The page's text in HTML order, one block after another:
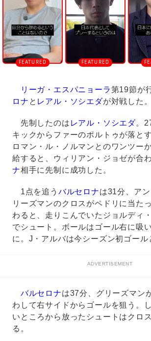
リーガ・エスパニョーラ第19節が
ロナ と レアル・ソシエダが対戦した。
先制したのは レアル・ソシエダ。
キックからファーのポルトゥが落と
ロマン・ル・ノルマンとのワンツー
給すると、ウィリアン・ジョゼが合
ナ相手に先制に成功した。
1点を追う バルセロナは31分、ア
リーズマンのクロスがペドリに当た
わると、走りこんでいたジョルディ
でシュート。ボールはゴール右に吸
に。J・アルバは今シーズン初ゴール
ADVERTISEMENT
バルセロナは37分、グリーズマン
わして右サイドからゴールを狙う。
いところから放ったシュートはクロ
る。